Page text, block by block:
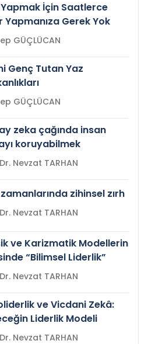
İçin Saatlerce
Yapmanıza Gerek Yok
Zeynep GÜÇLÜCAN
Genç Tutan Yaz
Zeynep GÜÇLÜCAN
zeka çağında insan
koruyabilmek
Prof.Dr. Nevzat TARHAN
zihinsel zırh
Prof.Dr. Nevzat TARHAN
ve Karizmatik Modellerin
“Bilimsel Liderlik”
Prof.Dr. Nevzat TARHAN
ve Vicdani Zekâ:
Liderlik Modeli
Prof.Dr. Nevzat TARHAN